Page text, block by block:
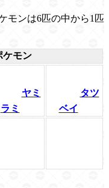
モンは6匹の中から1匹
ケモン
ヤミ
ラミ
タツ
ベイ